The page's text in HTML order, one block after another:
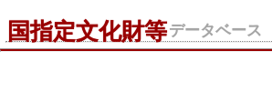
国指定文化財等データベース